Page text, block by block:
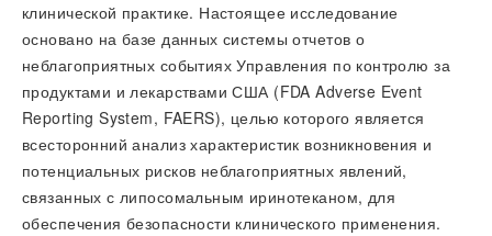
клинической практике. Настоящее исследование
основано на базе данных системы отчетов о
неблагоприятных событиях Управления по контролю за
продуктами и лекарствами США (FDA Adverse Event
Reporting System, FAERS), целью которого является
всесторонний анализ характеристик возникновения и
потенциальных рисков неблагоприятных явлений,
связанных с липосомальным иринотеканом, для
обеспечения безопасности клинического применения.